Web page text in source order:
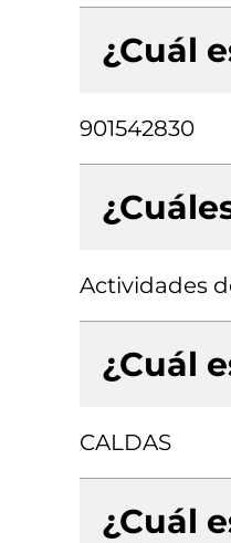
¿Cuál
901542830
Actividades
¿Cuál
CALDAS
¿Cuál